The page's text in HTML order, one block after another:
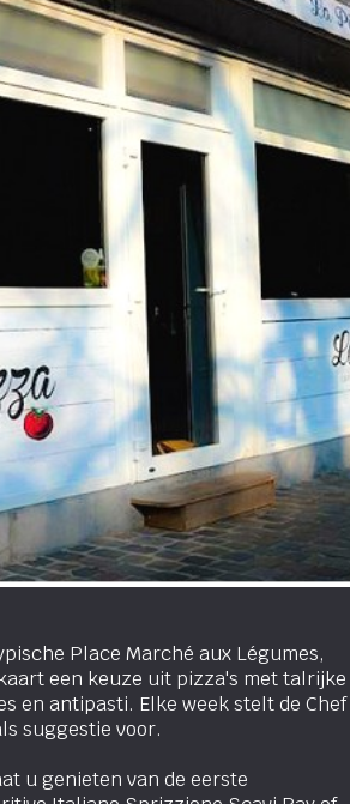
Place Marché aux Légumes,
een keuze uit pizza's met talrijke
en antipasti. Elke week stelt de Chef
suggestie voor.
u genieten van de eerste